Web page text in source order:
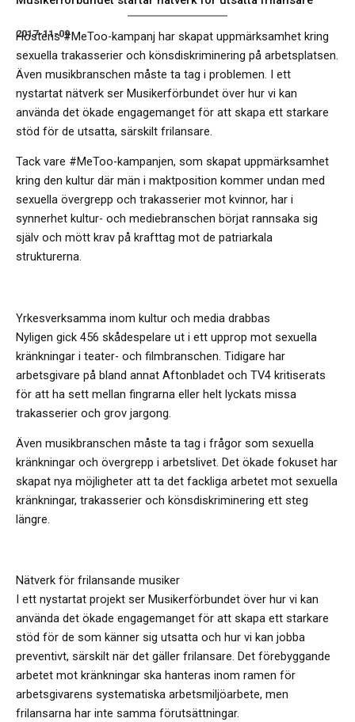
2017-11-09
Höstens #MeToo-kampanj har skapat uppmärksamhet kring
sexuella trakasserier och könsdiskriminering på arbetsplatsen.
Även musikbranschen måste ta tag i problemen. I ett
nystartat nätverk ser Musikerförbundet över hur vi kan
använda det ökade engagemanget för att skapa ett starkare
stöd för de utsatta, särskilt frilansare.
Tack vare #MeToo-kampanjen, som skapat uppmärksamhet
kring den kultur där män i maktposition kommer undan med
sexuella övergrepp och trakasserier mot kvinnor, har i
synnerhet kultur- och mediebranschen börjat rannsaka sig
själv och mött krav på krafttag mot de patriarkala
strukturerna.
Yrkesverksamma inom kultur och media drabbas
Nyligen gick 456 skådespelare ut i ett upprop mot sexuella
kränkningar i teater- och filmbranschen. Tidigare har
arbetsgivare på bland annat Aftonbladet och TV4 kritiserats
för att ha sett mellan fingrarna eller helt lyckats missa
trakasserier och grov jargong.
Även musikbranschen måste ta tag i frågor som sexuella
kränkningar och övergrepp i arbetslivet. Det ökade fokuset har
skapat nya möjligheter att ta det fackliga arbetet mot sexuella
kränkningar, trakasserier och könsdiskriminering ett steg
längre.
Nätverk för frilansande musiker
I ett nystartat projekt ser Musikerförbundet över hur vi kan
använda det ökade engagemanget för att skapa ett starkare
stöd för de som känner sig utsatta och hur vi kan jobba
preventivt, särskilt när det gäller frilansare. Det förebyggande
arbetet mot kränkningar ska hanteras inom ramen för
arbetsgivarens systematiska arbetsmiljöarbete, men
frilansarna har inte samma förutsättningar.